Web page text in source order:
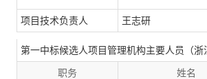
项目技术负责人 王志研
第一中标候选人项目管理机构主要人员（
职务 姓名